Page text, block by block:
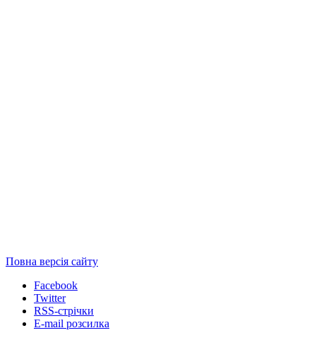
Повна версія сайту
Facebook
Twitter
RSS-стрічки
E-mail розсилка